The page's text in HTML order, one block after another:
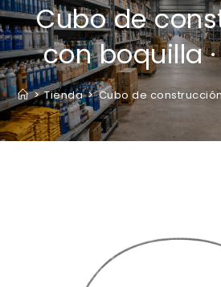
Cubo de
con boquilla
> Tienda > Cubo de